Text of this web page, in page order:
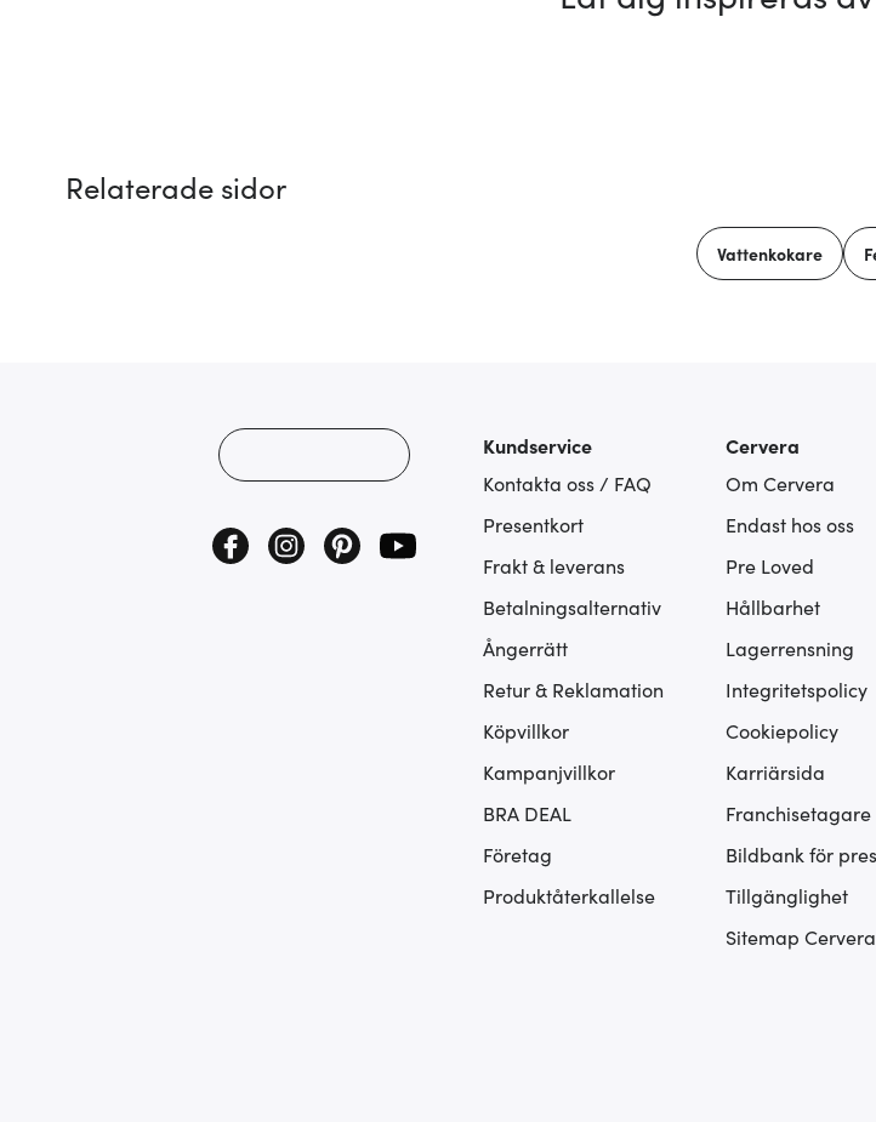
Relaterade sidor
Vattenkokare
Kundservice
Kontakta oss / FAQ
Presentkort
Frakt & leverans
Betalningsalternativ
Ångerrätt
Retur & Reklamation
Köpvillkor
Kampanjvillkor
BRA DEAL
Företag
Produktåterkallelse
Cervera
Om Cervera
Endast hos oss
Pre Loved
Hållbarhet
Lagerrensning
Integritetspolicy
Cookiepolicy
Karriärsida
Franchisetagare
Bildbank för
Tillgänglighet
Sitemap Cervera